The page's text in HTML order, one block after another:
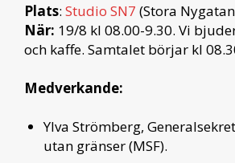
Plats: Studio SN7 (Stora
När: 19/8 kl 08.00-9.30. Vi
och kaffe. Samtalet börjar kl
Medverkande:
Ylva Strömberg,
utan gränser (MSF).